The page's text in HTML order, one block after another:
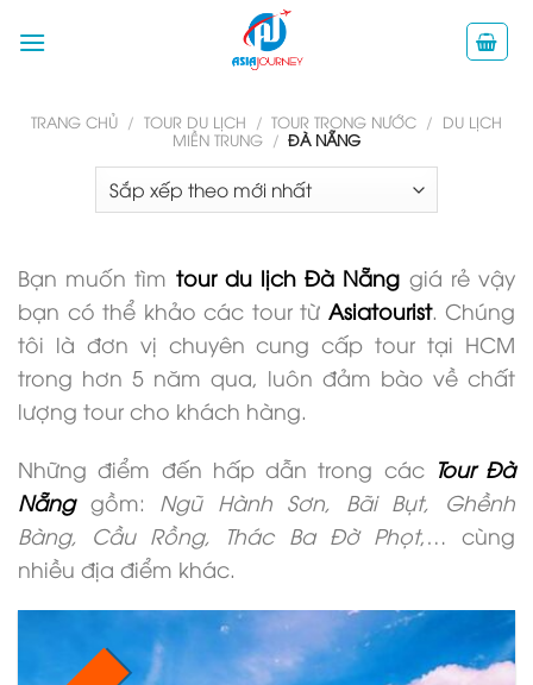
TRANG CHỦ / TOUR DU LỊCH / TOUR TRONG NƯỚC / DU LỊCH
MIỀN TRUNG / ĐÀ NẴNG
Bạn muốn tìm tour du lịch Đà Nẵng giá rẻ vậy
bạn có thể khảo các tour từ Asiatourist. Chúng
tôi là đơn vị chuyên cung cấp tour tại HCM
trong hơn 5 năm qua, luôn đảm bào về chất
lượng tour cho khách hàng.
Những điểm đến hấp dẫn trong các Tour Đà
Nẵnggồm: Ngũ Hành Sơn, Bãi Bụt, Ghềnh
Bàng, Cầu Rồng, Thác Ba Đờ Phọt,… cùng
nhiều địa điểm khác.